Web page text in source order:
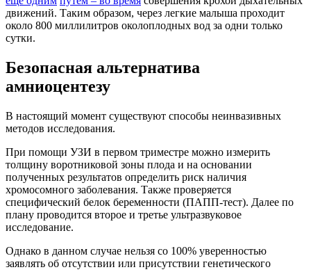
движений. Таким образом, через легкие малыша проходит
около 800 миллилитров околоплодных вод за одни только
сутки.
Безопасная альтернатива
амниоцентезу
В настоящий момент существуют способы неинвазивных
методов исследования.
При помощи УЗИ в первом триместре можно измерить
толщину воротниковой зоны плода и на основании
полученных результатов определить риск наличия
хромосомного заболевания. Также проверяется
специфический белок беременности (ПАПП-тест). Далее по
плану проводится второе и третье ультразвуковое
исследование.
Однако в данном случае нельзя со 100% уверенностью
заявлять об отсутствии или присутствии генетического